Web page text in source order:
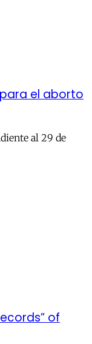
el aborto
al 29 de
of